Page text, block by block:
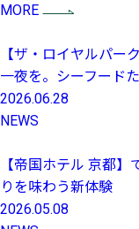
MORE
【ザ・ロイヤルパー
一夜を。シーフード
2026.06.28
NEWS
【帝国ホテル 京都
りを味わう新体験
2026.05.08